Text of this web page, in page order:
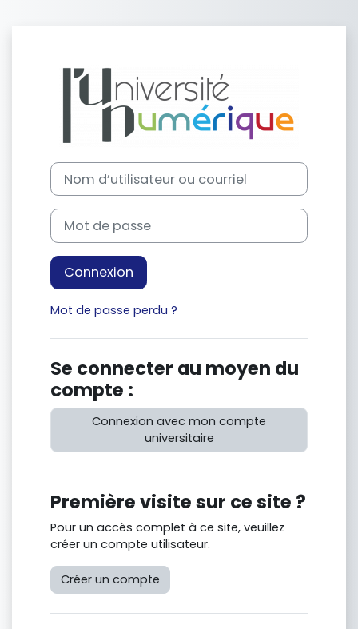
Connexion à
Procédure de création de compte
Nom d’utilisateur ou courriel
Mot de passe
Connexion
Mot de passe perdu ?
Se connecter au moyen du
compte :
Connexion avec mon compte
universitaire
Première visite sur ce site ?
Pour un accès complet à ce site, veuillez
créer un compte utilisateur.
Créer un compte